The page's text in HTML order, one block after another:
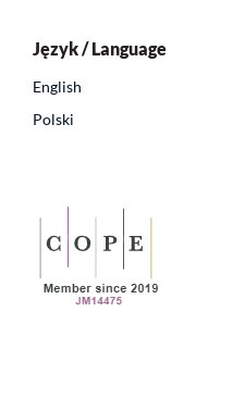
Język / Language
English
Polski